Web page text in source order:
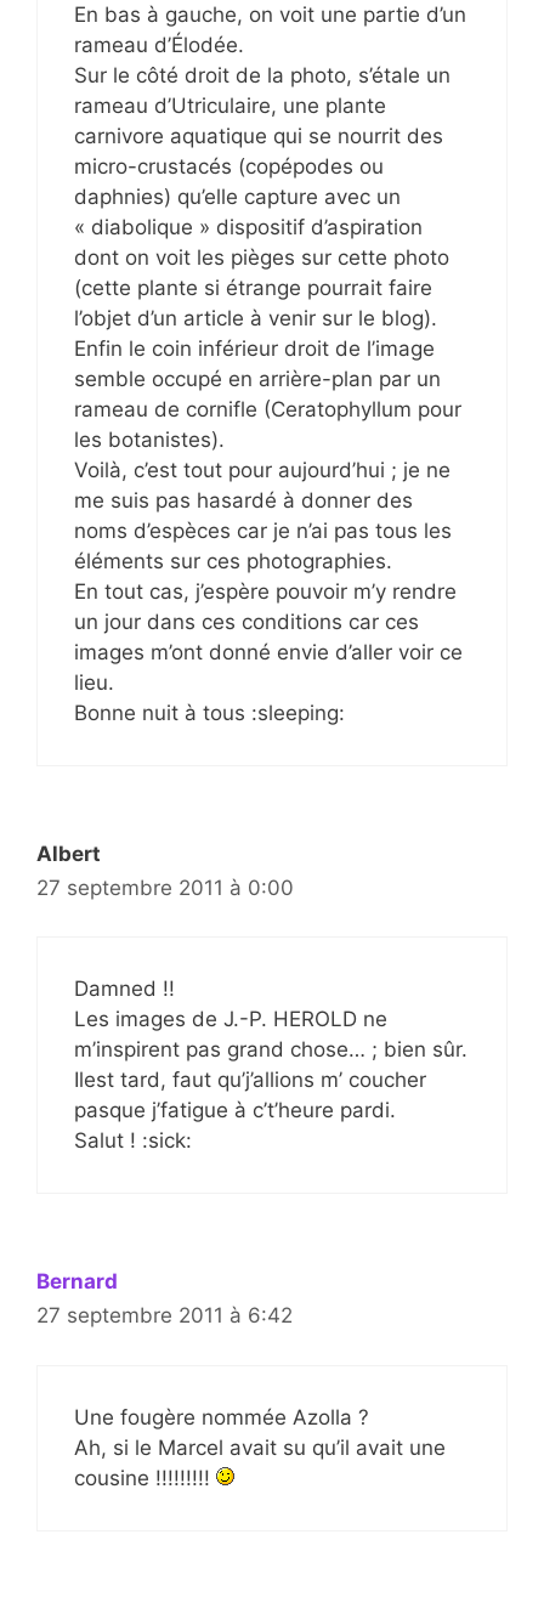
En bas à gauche, on voit une partie d’un
rameau d’Élodée.
Sur le côté droit de la photo, s’étale un
rameau d’Utriculaire, une plante
carnivore aquatique qui se nourrit des
micro-crustacés (copépodes ou
daphnies) qu’elle capture avec un
« diabolique » dispositif d’aspiration
dont on voit les pièges sur cette photo
(cette plante si étrange pourrait faire
l’objet d’un article à venir sur le blog).
Enfin le coin inférieur droit de l’image
semble occupé en arrière-plan par un
rameau de cornifle (Ceratophyllum pour
les botanistes).
Voilà, c’est tout pour aujourd’hui ; je ne
me suis pas hasardé à donner des
noms d’espèces car je n’ai pas tous les
éléments sur ces photographies.
En tout cas, j’espère pouvoir m’y rendre
un jour dans ces conditions car ces
images m’ont donné envie d’aller voir ce
lieu.
Bonne nuit à tous :sleeping:
Albert
27 septembre 2011 à 0:00
Damned !!
Les images de J.-P. HEROLD ne
m’inspirent pas grand chose… ; bien sûr.
Ilest tard, faut qu’j’allions m’ coucher
pasque j’fatigue à c’t’heure pardi.
Salut ! :sick:
Bernard
27 septembre 2011 à 6:42
Une fougère nommée Azolla ?
Ah, si le Marcel avait su qu’il avait une
cousine !!!!!!!!!